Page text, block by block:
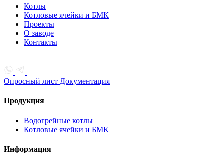
Котлы
Котловые ячейки и БМК
Проекты
О заводе
Контакты
Опросный лист Документация
Продукция
Водогрейные котлы
Котловые ячейки и БМК
Информация